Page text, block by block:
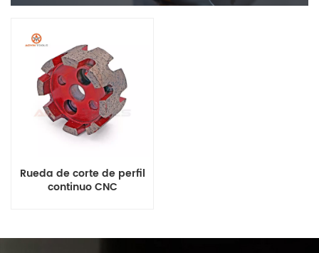
Rueda de corte de perfil
continuo CNC